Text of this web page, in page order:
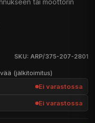
SKU: ARP/375-207-2801
(jälkitoimitus)
Ei varastossa
Ei varastossa